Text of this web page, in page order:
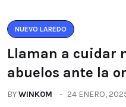
NUEVO LAREDO
Llaman a cuidar
abuelos ante la
BYWINK0M 24 ENERO,